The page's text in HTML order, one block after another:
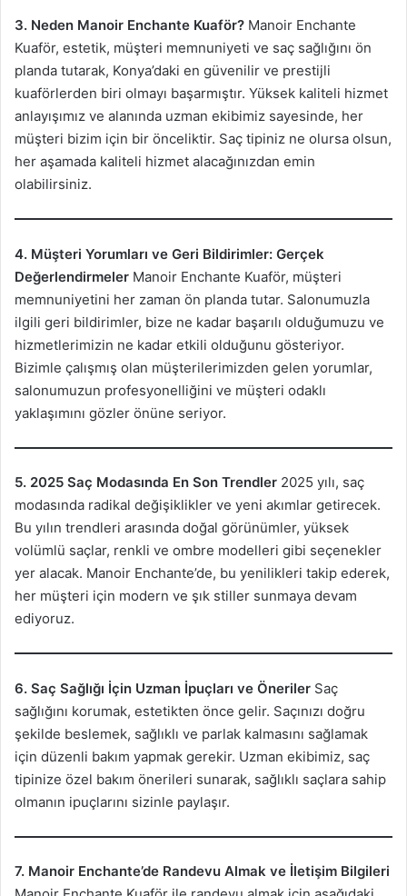
3. Neden Manoir Enchante Kuaför? Manoir Enchante
Kuaför, estetik, müşteri memnuniyeti ve saç sağlığını ön
planda tutarak, Konya’daki en güvenilir ve prestijli
kuaförlerden biri olmayı başarmıştır. Yüksek kaliteli hizmet
anlayışımız ve alanında uzman ekibimiz sayesinde, her
müşteri bizim için bir önceliktir. Saç tipiniz ne olursa olsun,
her aşamada kaliteli hizmet alacağınızdan emin
olabilirsiniz.
4. Müşteri Yorumları ve Geri Bildirimler: Gerçek
Değerlendirmeler Manoir Enchante Kuaför, müşteri
memnuniyetini her zaman ön planda tutar. Salonumuzla
ilgili geri bildirimler, bize ne kadar başarılı olduğumuzu ve
hizmetlerimizin ne kadar etkili olduğunu gösteriyor.
Bizimle çalışmış olan müşterilerimizden gelen yorumlar,
salonumuzun profesyonelliğini ve müşteri odaklı
yaklaşımını gözler önüne seriyor.
5. 2025 Saç Modasında En Son Trendler 2025 yılı, saç
modasında radikal değişiklikler ve yeni akımlar getirecek.
Bu yılın trendleri arasında doğal görünümler, yüksek
volümlü saçlar, renkli ve ombre modelleri gibi seçenekler
yer alacak. Manoir Enchante’de, bu yenilikleri takip ederek,
her müşteri için modern ve şık stiller sunmaya devam
ediyoruz.
6. Saç Sağlığı İçin Uzman İpuçları ve Öneriler Saç
sağlığını korumak, estetikten önce gelir. Saçınızı doğru
şekilde beslemek, sağlıklı ve parlak kalmasını sağlamak
için düzenli bakım yapmak gerekir. Uzman ekibimiz, saç
tipinize özel bakım önerileri sunarak, sağlıklı saçlara sahip
olmanın ipuçlarını sizinle paylaşır.
7. Manoir Enchante’de Randevu Almak ve İletişim Bilgileri